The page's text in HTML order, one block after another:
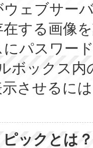
ェブサー
する画像
パスワー
ボックス
させるに
ックとは？